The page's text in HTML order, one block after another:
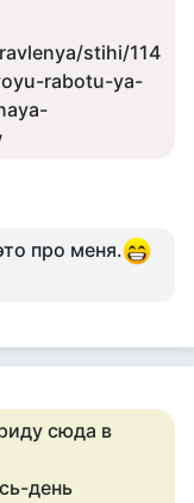
stihi/114
rabotu-ya-
про меня.
сюда в
день